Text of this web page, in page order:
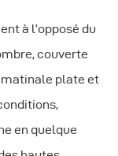
à l’opposé du
couverte
matinale plate et
en quelque